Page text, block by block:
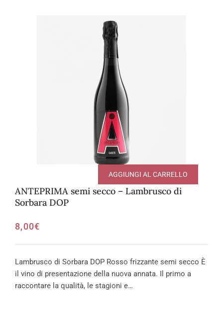
ANTEPRIMA semi secco – Lambrusco di
Sorbara DOP
8,00€
AGGIUNGI AL CARRELLO
Lambrusco di Sorbara DOP Rosso frizzante semi secco È
il vino di presentazione della nuova annata. Il primo a
raccontare la qualità, le stagioni e…